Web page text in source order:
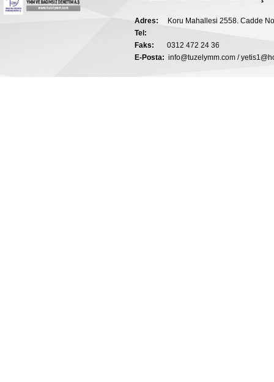
Adres:
Koru Mahallesi 2558. Cadde
Tel:
Faks:
0312 472 24 36
E-Posta: info@tuzelymm.com /